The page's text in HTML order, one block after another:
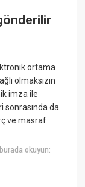
ortama
olmaksızın
imza ile
sonrasında da
ve masraf
okuyun: